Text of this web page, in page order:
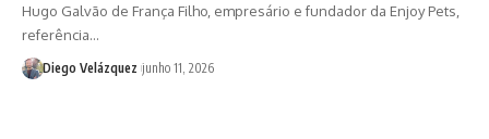
Hugo Galvão de França Filho, empresário e fundador da Enjoy Pets,
referência…
Diego Velázquez junho 11, 2026